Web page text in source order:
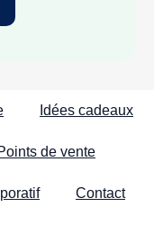
Idées cadeaux
de vente
Contact